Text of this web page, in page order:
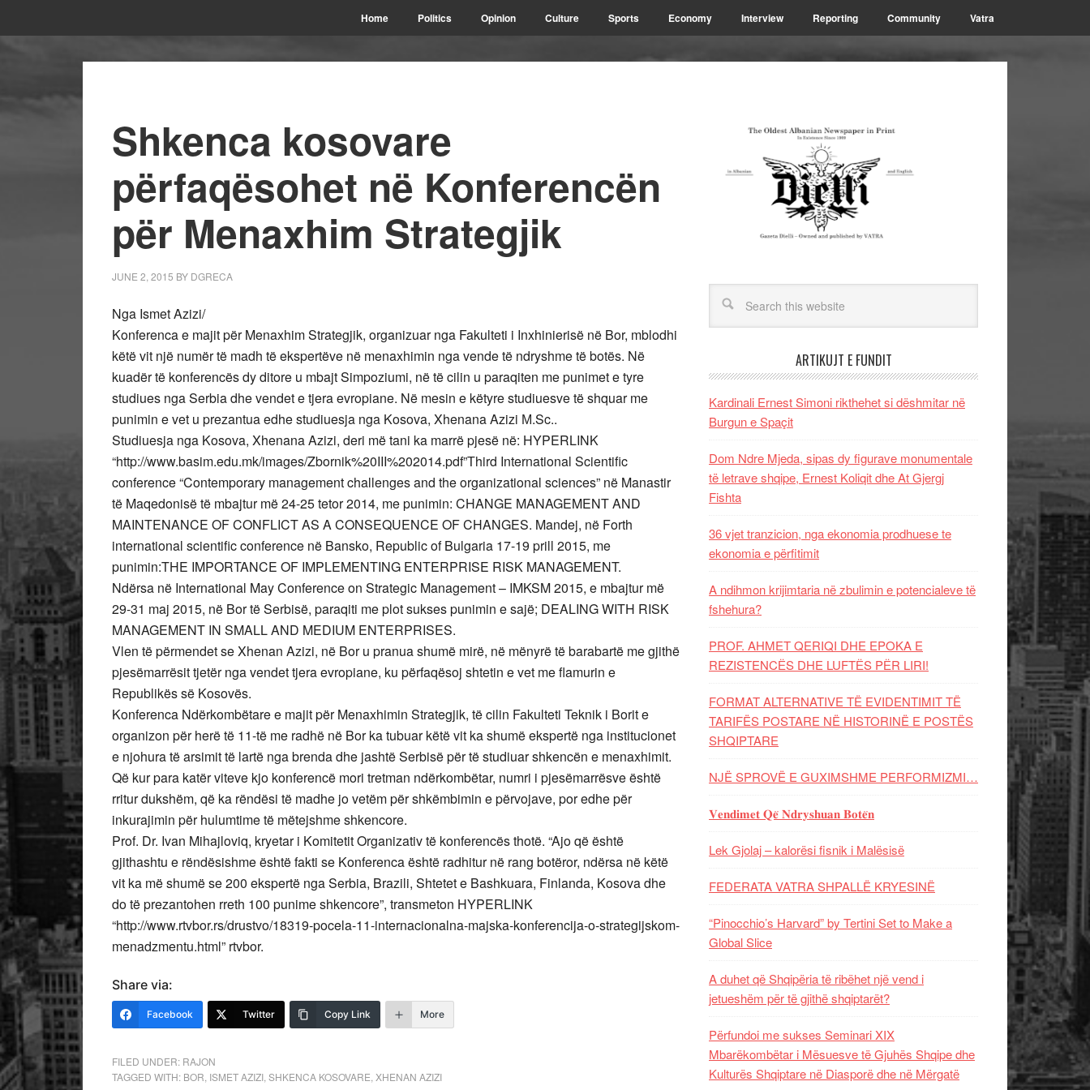
Home Politics Opinion Culture Sports Economy Interview Reporting Community Vatra
Shkenca kosovare
përfaqësohet në Konferencën
për Menaxhim Strategjik
JUNE 2, 2015 BY DGRECA
Nga Ismet Azizi/
Konferenca e majit për Menaxhim Strategjik, organizuar nga Fakulteti i Inxhinierisë në Bor, mblodhi
këtë vit një numër të madh të ekspertëve në menaxhimin nga vende të ndryshme të botës. Në
kuadër të konferencës dy ditore u mbajt Simpoziumi, në të cilin u paraqiten me punimet e tyre
studiues nga Serbia dhe vendet e tjera evropiane. Në mesin e këtyre studiuesve të shquar me
punimin e vet u prezantua edhe studiuesja nga Kosova, Xhenana Azizi М.Sc..
Studiuesja nga Kosova, Xhenana Azizi, deri më tani ka marrë pjesë në: HYPERLINK
“http://www.basim.edu.mk/images/Zbornik%20III%202014.pdf”Тhird International Scientific
conference “Contemporary management challenges and the organizational sciences” në Manastir
të Maqedonisë të mbajtur më 24-25 tetor 2014, me punimin: CHANGE MANAGEMENT AND
MAINTENANCE OF CONFLICT AS A CONSEQUENCE OF CHANGES. Mandej, në Forth
international scientific conference në Bansko, Republic of Bulgaria 17-19 prill 2015, me
punimin:THE IMPORTANCE OF IMPLEMENTING ENTERPRISE RISK MANAGEMENT.
Ndërsa në International May Conference on Strategic Management – IMKSM 2015, e mbajtur më
29-31 maj 2015, në Bor të Serbisë, paraqiti me plot sukses punimin e sajë; DEALING WITH RISK
MANAGEMENT IN SMALL AND MEDIUM ENTERPRISES.
Vlen të përmendet se Xhenan Azizi, në Bor u pranua shumë mirë, në mënyrë të barabartë me gjithë
pjesëmarrësit tjetër nga vendet tjera evropiane, ku përfaqësoj shtetin e vet me flamurin e
Republikës së Kosovës.
Konferenca Ndërkombëtare e majit për Menaxhimin Strategjik, të cilin Fakulteti Teknik i Borit e
organizon për herë të 11-të me radhë në Bor ka tubuar këtë vit ka shumë ekspertë nga institucionet
e njohura të arsimit të lartë nga brenda dhe jashtë Serbisë për të studiuar shkencën e menaxhimit.
Që kur para katër viteve kjo konferencë mori tretman ndërkombëtar, numri i pjesëmarrësve është
rritur dukshëm, që ka rëndësi të madhe jo vetëm për shkëmbimin e përvojave, por edhe për
inkurajimin për hulumtime të mëtejshme shkencore.
Prof. Dr. Ivan Mihajloviq, kryetar i Komitetit Organizativ të konferencës thotë. “Ajo që është
gjithashtu e rëndësishme është fakti se Konferenca është radhitur në rang botëror, ndërsa në këtë
vit ka më shumë se 200 ekspertë nga Serbia, Brazili, Shtetet e Bashkuara, Finlanda, Kosova dhe
do të prezantohen rreth 100 punime shkencore”, transmeton HYPERLINK
“http://www.rtvbor.rs/drustvo/18319-pocela-11-internacionalna-majska-konferencija-o-strategijskom-
menadzmentu.html” rtvbor.
Share via:
Facebook Twitter Copy Link More
FILED UNDER: RAJON
TAGGED WITH: BOR ISMET AZIZI SHKENCA KOSOVARE XHENAN AZIZI
ARTIKUJT E FUNDIT
Kardinali Ernest Simoni rikthehet si dëshmitar në
Burgun e Spaçit
Dom Ndre Mjeda, sipas dy figurave monumentale
të letrave shqipe, Ernest Koliqit dhe At Gjergj
Fishta
36 vjet tranzicion, nga ekonomia prodhuese te
ekonomia e përfitimit
A ndihmon krijimtaria në zbulimin e potencialeve të
fshehura?
PROF. AHMET QERIQI DHE EPOKA E
REZISTENCЁS DHE LUFTЁS PЁR LIRI!
FORMAT ALTERNATIVE TË EVIDENTIMIT TË
TARIFËS POSTARE NË HISTORINË E POSTËS
SHQIPTARE
NJË SPROVË E GUXIMSHME PERFORMIZMI…
𝐕𝐞𝐧𝐝𝐢𝐦𝐞𝐭 𝐐𝐞̈ 𝐍𝐝𝐫𝐲𝐬𝐡𝐮𝐚𝐧 𝐁𝐨𝐭𝐞̈𝐧
Lek Gjolaj – kalorësi fisnik i Malësisë
FEDERATA VATRA SHPALLË KRYESINË
“Pinocchio’s Harvard” by Tertini Set to Make a
Global Slice
A duhet që Shqipëria të ribëhet një vend i
jetueshëm për të gjithë shqiptarët?
Përfundoi me sukses Seminari XIX
Mbarëkombëtar i Mësuesve të Gjuhës Shqipe dhe
Kulturës Shqiptare në Diasporë dhe në Mërgatë